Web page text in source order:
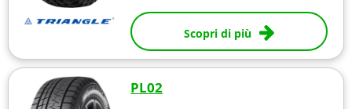
Scopri di più
PL02